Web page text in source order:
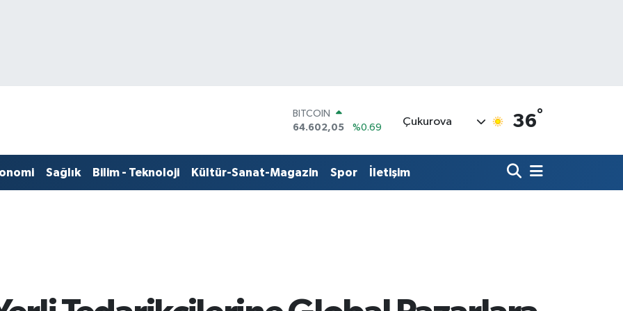
DOLAR
47,5986
%0.06
55,0700
%0.1
STERLİN
Çukurova 36°
Sağlık Bilim - Teknoloji Kültür-Sanat-Magazin Spor İletişim